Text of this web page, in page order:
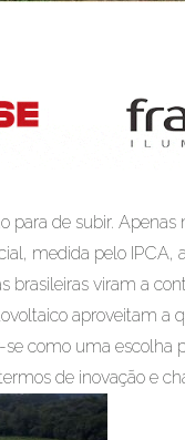
para de subir.
medida pelo IPCA,
brasileiras viram a
aproveitam
como uma
de inovação e